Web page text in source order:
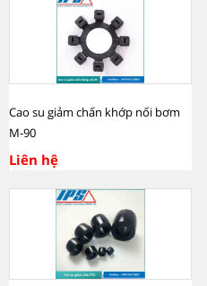
Cao su giảm chấn khớp nối bơm
M-90
Liên hệ